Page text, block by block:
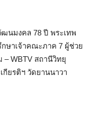
นมงคล 78 ปี พระเทพ
ษาเจ้าคณะภาค 7 ผู้ช่วย
– WBTV สถานีวิทยุ
ยรติฯ วัดยานนาวา